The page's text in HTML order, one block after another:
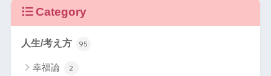
Category
人生/考え方 95
幸福論 2